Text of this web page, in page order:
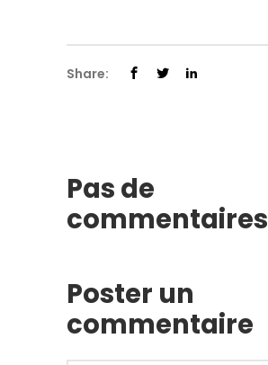
Share:
Pas de
commentaires
Poster un
commentaire